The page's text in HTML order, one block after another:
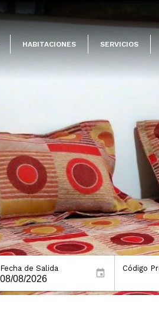
HABITACIONES SERVICIOS
Fecha de Salida Código